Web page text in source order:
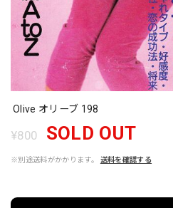
Olive オリーブ 198
¥800 SOLD OUT
※別途送料がかかります。 送料を確認する